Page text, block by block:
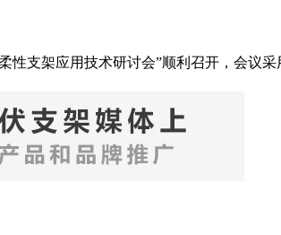
性支架应用技术研讨会”顺利召开，会议